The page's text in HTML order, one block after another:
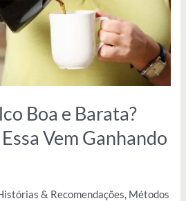
Boa e Barata?
Vem Ganhando
& Recomendações, Métodos